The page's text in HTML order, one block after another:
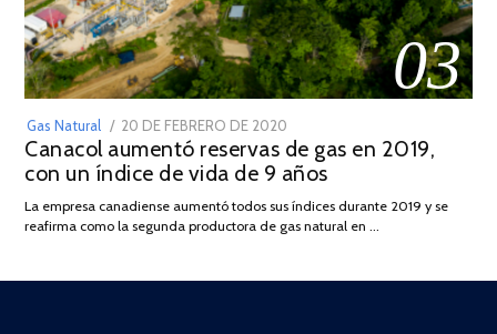
03
Gas Natural
POSTED
ON
20 DE FEBRERO DE 2020
DE
JULIO
2025
Canacol aumentó reservas de gas en 2019,
con un índice de vida de 9 años
La empresa canadiense aumentó todos sus índices durante 2019 y se
reafirma como la segunda productora de gas natural en …